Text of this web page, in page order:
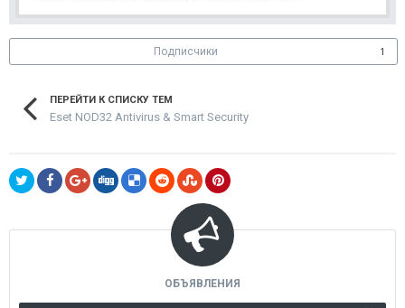
Подписчики 1
ПЕРЕЙТИ К СПИСКУ ТЕМ
Eset NOD32 Antivirus & Smart Security
ОБЪЯВЛЕНИЯ